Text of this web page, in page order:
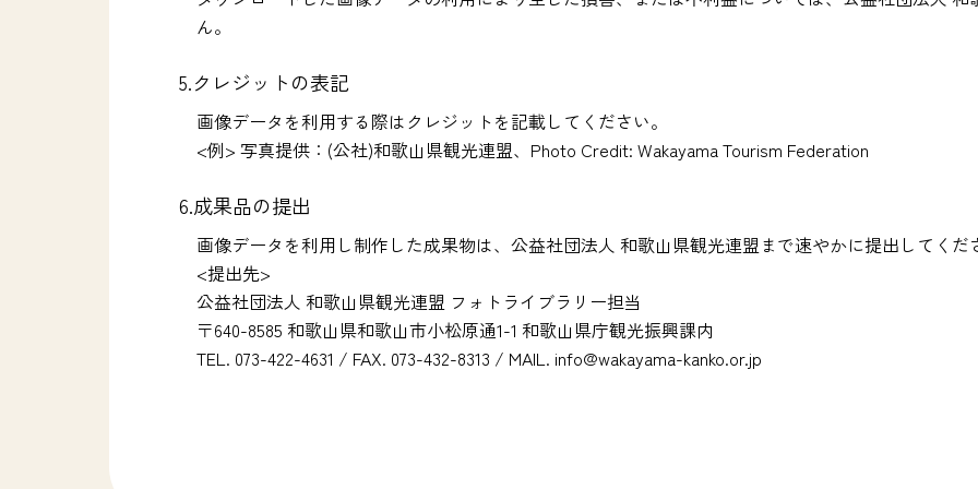
ん。
5.クレジットの表記
画像データを利用する際はクレジットを記載してください。
<例> 写真提供：(公社)和歌山県観光連盟、Photo Credit: Wakayama Tourism Federation
6.成果品の提出
画像データを利用し制作した成果物は、公益社団法人 和歌山県観光連盟まで速やかに提出してくだ
<提出先>
公益社団法人 和歌山県観光連盟 フォトライブラリー担当
〒640-8585 和歌山県和歌山市小松原通1-1 和歌山県庁観光振興課内
TEL. 073-422-4631 / FAX. 073-432-8313 / MAIL. info@wakayama-kanko.or.jp